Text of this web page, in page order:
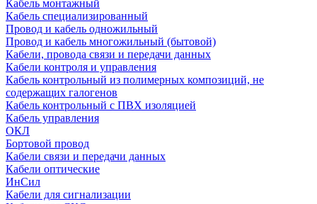
Кабель монтажный
Кабель специализированный
Провод и кабель одножильный
Провод и кабель многожильный (бытовой)
Кабели, провода связи и передачи данных
Кабели контроля и управления
Кабель контрольный из полимерных композиций, не
содержащих галогенов
Кабель контрольный с ПВХ изоляцией
Кабель управления
ОКЛ
Бортовой провод
Кабели связи и передачи данных
Кабели оптические
ИнСил
Кабели для сигнализации